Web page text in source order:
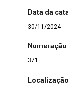
Data da
30/11/2024
Numeração
371